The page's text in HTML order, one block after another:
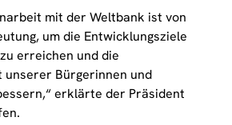
mit der Weltbank ist von
um die Entwicklungsziele
erreichen und die
unserer Bürgerinnen und
erklärte der Präsident